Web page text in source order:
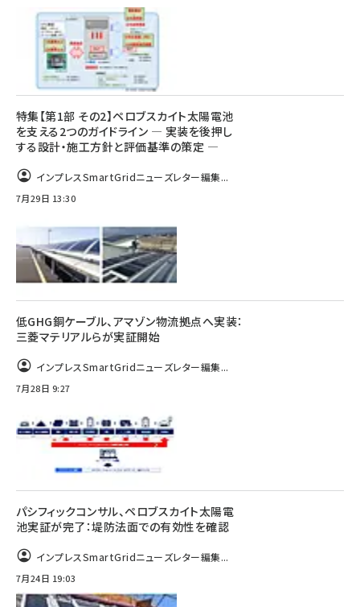
特集【第1部 その2】ペロブスカイト太陽電池
を支える2つのガイドライン ― 実装を後押し
する設計・施工方針と評価基準の策定 ―
インプレスSmartGridニューズレター編集...
7月29日 13:30
低GHG銅ケーブル、アマゾン物流拠点へ実装：
三菱マテリアルらが実証開始
インプレスSmartGridニューズレター編集...
7月28日 9:27
パシフィックコンサル、ペロブスカイト太陽電
池実証が完了：堤防法面での有効性を確認
インプレスSmartGridニューズレター編集...
7月24日 19:03